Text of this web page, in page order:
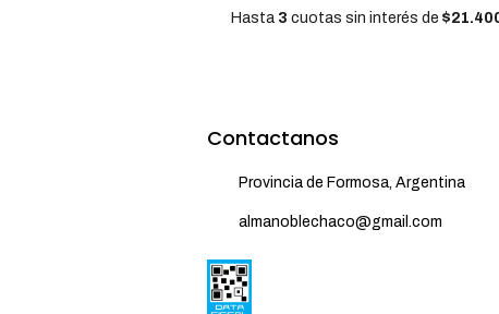
Hasta 3 cuotas sin interés de
Contactanos
Provincia de Formosa, Argentina
almanoblechaco@gmail.com